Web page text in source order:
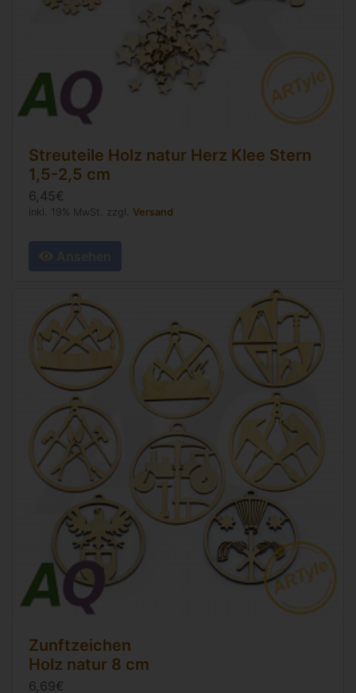
Streuteile Holz natur Herz Klee Stern
1,5-2,5 cm
6,45€
inkl. 19% MwSt. zzgl. Versand
Ansehen
Zunftzeichen
Holz natur 8 cm
6,69€